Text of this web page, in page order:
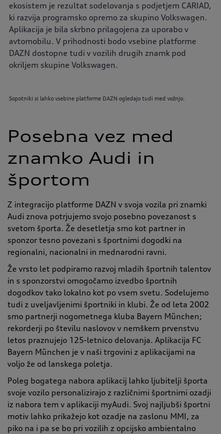
ekosistem je rezultat sodelovanja s podjetjem CARIAD,
ki razvija programsko opremo za skupino Volkswagen.
Aplikacija je bila skrbno prilagojena za uporabo v
avtomobilu. V prihodnosti bodo vsebine platforme
DAZN dostopne tudi v vozilih drugih znamk pod
okriljem skupine Volkswagen.
Sopotniki si lahko vsebine platforme DAZN ogledajo tudi med vožnjo.
Posebna vez med
znamko Audi in
športom
Z integracijo platforme DAZN v svoja vozila pri znamki
Audi znova potrjujemo svojo posebno povezanost s
svetom športa. Že desetletja smo kot partner in
sponzor tesno povezani s športnimi dogodki na
regionalni, nacionalni in mednarodni ravni.
Že vrsto let podpiramo razvoj mladih športnih talentov
in s sponzorstvi omogočamo izvedbo športnih
dogodkov tako lokalno kot po vsem svetu. Sodelujemo
tudi z uveljavljenimi športniki in klubi. Že od leta 2002
smo partnerji nogometnega kluba Bayern München;
rekorderji po številu naslovov v nemškem prvenstvu
letos praznujejo 125-letnico delovanja. Aplikacija FC
Bayern München je v naši trgovini z aplikacijami na
voljo že od lanskega poletja.
Poleg bogatega nabora aplikacij lahko ljubitelji športa
svoje vozilo personalizirajo z različnimi športnimi ozadji
iz nabora tem v aplikaciji myAudi. Svoj najljubši športni
motiv lahko prikažejo kot ozadje na zaslonu MMI, za
piko na i pa se bo pri vozilih z opcijsko ambientalno